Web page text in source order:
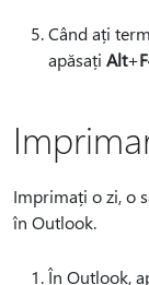
Când ați
apăsați Alt+
Imprimați o zi, o
în Outlook.
În Outlook,